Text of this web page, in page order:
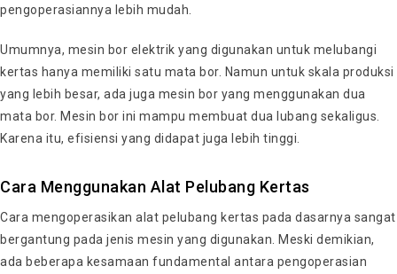
pengoperasiannya lebih mudah.
Umumnya, mesin bor elektrik yang digunakan untuk melubangi
kertas hanya memiliki satu mata bor. Namun untuk skala produksi
yang lebih besar, ada juga mesin bor yang menggunakan dua
mata bor. Mesin bor ini mampu membuat dua lubang sekaligus.
Karena itu, efisiensi yang didapat juga lebih tinggi.
Cara Menggunakan Alat Pelubang Kertas
Cara mengoperasikan alat pelubang kertas pada dasarnya sangat
bergantung pada jenis mesin yang digunakan. Meski demikian,
ada beberapa kesamaan fundamental antara pengoperasian